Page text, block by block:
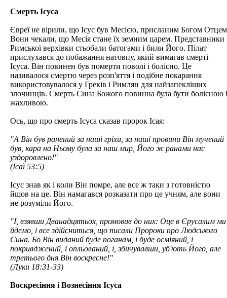
Смерть Ісуса
Євреї не вірили, що Ісус був Месією, присланим Богом
Вони чекали, що Месія стане їх земним царем. Представники
Римської верхівки стьобали батогами і били Його. Пілат
прислухався до побажання натовпу, який вимагав смерті
Ісуса. Він повинен був померти поволі і болісно. Це
називалося смертю через розп'яття і подібне покарання
використовувалося у Греків і Римлян для найзапекліших
злочинців. Смерть Сина Божого повинна була бути болісною і
жахливою.
Ось, що про смерть Ісуса сказав пророк Ісая:
"А Він був ранений за наші гріхи, за наші провини Він мучений
був, кара на Ньому була за наш мир, Його ж ранами нас
уздоровлено!"
(Ісаї 53:5)
Ісус знав як і коли Він помре, але все ж таки з готовністю
йшов на це. Він намагався розказати про це учням, але вони
не розуміли Його.
"І, взявши Дванадцятьох, промовив до них: Оце в Єрусалим ми
йдемо, і все здійсниться, що писали Пророки про Людського
Сина. Бо Він виданий буде поганам, і буде осміяний, і
покривджений, і опльований, і, збичувавши, уб'ють Його, але
третього дня Він воскресне!"
(Луки 18:31-33)
Воскресіння і Вознесіння Ісуса